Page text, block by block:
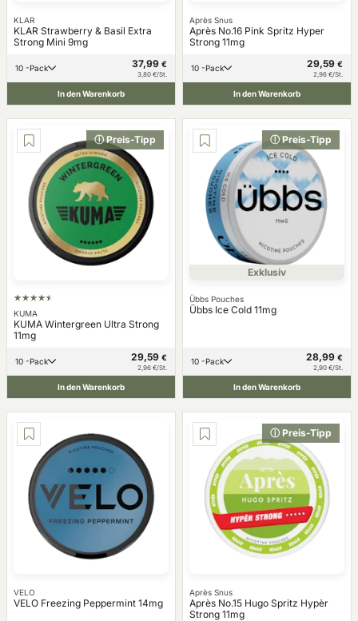
KLAR
KLAR Strawberry & Basil Extra
Strong Mini 9mg
10 -Pack 37,99 €
3,80 €/St.
In den Warenkorb
Après Snus
Après No.16 Pink Spritz Hyper
Strong 11mg
10 -Pack 29,59 €
2,96 €/St.
In den Warenkorb
ⓘ Preis-Tipp
KUMA
KUMA Wintergreen Ultra Strong
11mg
10 -Pack 29,59 €
2,96 €/St.
In den Warenkorb
ⓘ Preis-Tipp
Exklusiv
Übbs Pouches
Übbs Ice Cold 11mg
10 -Pack 28,99 €
2,90 €/St.
In den Warenkorb
VELO
VELO Freezing Peppermint 14mg
ⓘ Preis-Tipp
Après Snus
Après No.15 Hugo Spritz Hypèr
Strong 11mg